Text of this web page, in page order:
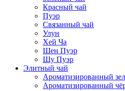
Красный чай
Пуэр
Связанный чай
Улун
Хей Ча
Шен Пуэр
Шу Пуэр
Элитный чай
Ароматизированный
Ароматизированный